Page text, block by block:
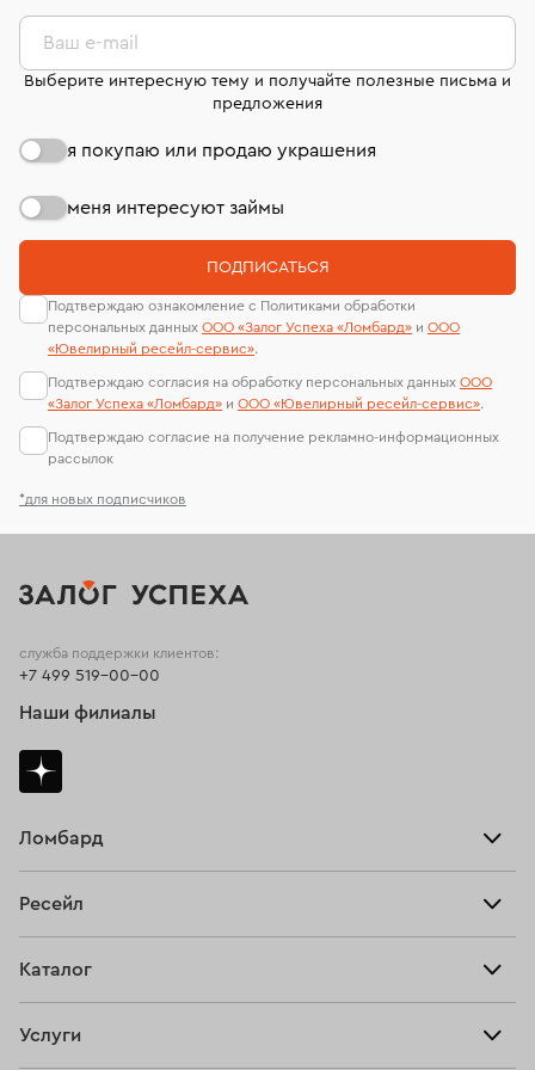
В кредит от Т-Банка (до 50 000 руб., на 3–6 мес.)
лабораторий
*для новых подписчиков
Ваш e-mail
Выберите интересную тему и получайте полезные письма и
предложения
я покупаю или продаю украшения
меня интересуют займы
ПОДПИСАТЬСЯ
Подтверждаю ознакомление с Политиками обработки
персональных данных ООО «Залог Успеха «Ломбард» и ООО
«Ювелирный ресейл-сервиc».
Подтверждаю согласия на обработку персональных данных ООО
«Залог Успеха «Ломбард» и ООО «Ювелирный ресейл-сервиc».
Подтверждаю согласие на получение рекламно-информационных
рассылок
Ломбард
Тарифы
Ресейл
Купить
Каталог
Услуги
служба поддержки клиентов:
+7 499 519-00-00
Наши филиалы